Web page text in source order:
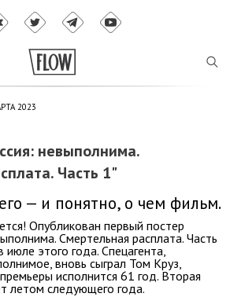
2023
невыполнима.
Часть 1"
— и понятно, о чем фильм.
Опубликован первый постер
Смертельная расплата. Часть
этого года. Спецагента,
вновь сыграл Том Круз,
исполнится 61 год. Вторая
летом следующего года.